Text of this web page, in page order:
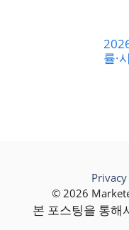
률·
© 2026
본 포스팅을 통해